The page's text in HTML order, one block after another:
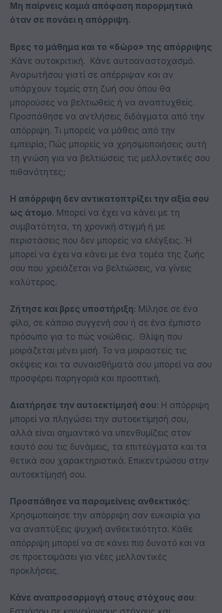
Μη παίρνεις καμιά απόφαση παρορμητικά
όταν σε πονάει η απόρριψη.
Βρες το μάθημα και το «δώρο» της απόρριψης
:Κάνε αυτοκριτική. Κάνε αυτοαναστοχασμό.
Αναρωτήσου γιατί σε απέρριψαν και αν
υπάρχουν τομείς στη ζωή σου όπου θα
μπορούσες να βελτιωθείς ή να αναπτυχθείς.
Προσπάθησε να αντλήσεις διδάγματα από την
απόρριψη. Τι μπορείς να μάθεις από την
εμπειρία; Πώς μπορείς να χρησιμοποιήσεις αυτή
τη γνώση για να βελτιώσεις τις μελλοντικές σου
πιθανότητες;
Η απόρριψη δεν αντικατοπτρίζει την αξία σου
ως άτομο. Μπορεί να έχει να κάνει με τη
συμβατότητα, τη χρονική στιγμή ή με
περιστάσεις που δεν μπορείς να ελέγξεις. Ή
μπορεί να έχει να κάνει με ένα τομέα της ζωής
σου που χρειάζεται να βελτιώσεις, να γίνεις
καλύτερος.
Ζήτησε και βρες υποστήριξη: Μίλησε σε ένα
φίλο, σε κάποιο συγγενή σου ή σε ένα έμπιστο
πρόσωπο για το πώς νοιώθεις. Θλίψη που
μοιράζεται μένει μισή. Το να μοιραστείς τις
σκέψεις και τα συναισθήματά σου μπορεί να σου
προσφέρει παρηγοριά και προοπτική.
Διατήρησε την αυτοεκτίμησή σου: Η απόρριψη
μπορεί να πληγώσει την αυτοεκτίμησή σου,
αλλά είναι σημαντικό να υπενθυμίζεις στον
εαυτό σου τις δυνάμεις, τα επιτεύγματα και τα
θετικά σου χαρακτηριστικά. Επικεντρώσου στην
αυτοεκτίμησή σου.
Προσπάθησε να παραμείνεις ανθεκτικός:
Χρησιμοποίησε την απόρριψη σαν ευκαιρία για
να αναπτύξεις ψυχική ανθεκτικότητα. Κάθε
απόρριψη μπορεί να σε κάνει πιο δυνατό και να
σε προετοιμάσει για νέες μελλοντικές
προκλήσεις.
Κάνε αναπροσαρμογή στους στόχους σου: